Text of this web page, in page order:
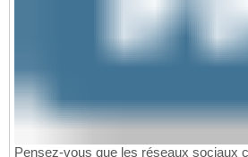
Pensez-vous que les réseaux sociaux